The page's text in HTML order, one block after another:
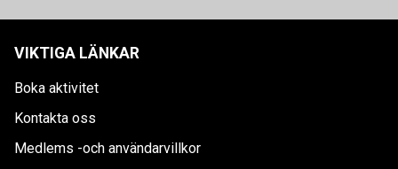
VIKTIGA LÄNKAR
Boka aktivitet
Kontakta oss
Medlems -och användarvillkor